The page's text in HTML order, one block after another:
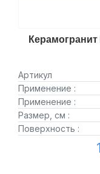
Артикул
Применение :
Применение :
Размер, см :
Поверхность :